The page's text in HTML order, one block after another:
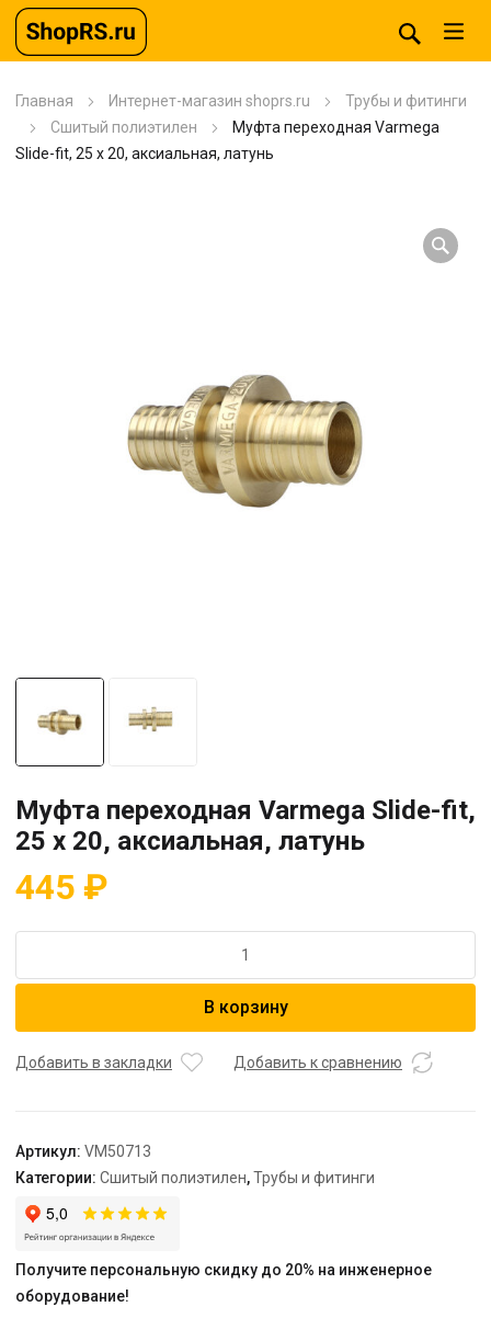
Главная Интернет-магазин shoprs.ru
Трубы и фитинги
Сшитый полиэтилен
Муфта переходная Varmega
Slide-fit, 25 x 20, аксиальная, латунь
Муфта переходная Varmega Slide-fit,
25 x 20, аксиальная, латунь
445 ₽
Муфта
Slide-
20,
аксиальная,
латунь
В корзину
Добавить в закладки Добавить к сравнению
Артикул: VM50713
Категории: Сшитый полиэтилен,Трубы и фитинги
Получите персональную скидку до 20% на инженерное
оборудование!